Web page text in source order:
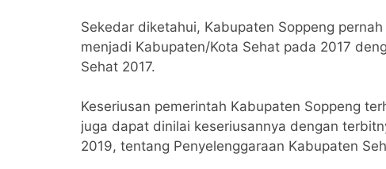
Sekedar diketahui, Kabupaten Soppeng
menjadi Kabupaten/Kota Sehat pada 2017
Sehat 2017.
Keseriusan pemerintah Kabupaten Soppeng
juga dapat dinilai keseriusannya dengan
2019, tentang Penyelenggaraan Kabupaten